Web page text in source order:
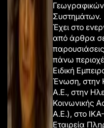
Συστημάτων.
Έχει στο
από άρθρα σε
πάνω
Ειδική
Ένωση, στην
Α.Ε., στην
Κοινωνικής
Α.Ε.), στο
Εταιρεία